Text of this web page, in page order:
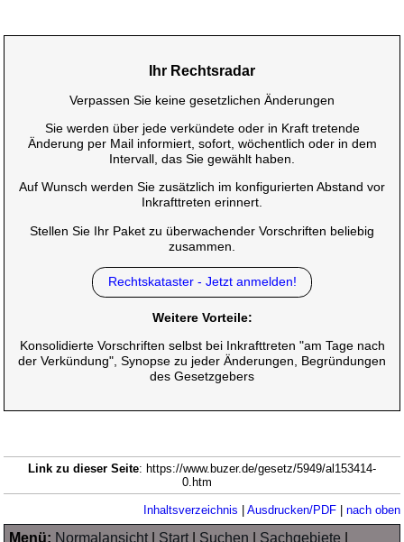
Ihr Rechtsradar
Verpassen Sie keine gesetzlichen Änderungen
Sie werden über jede verkündete oder in Kraft tretende
Änderung per Mail informiert, sofort, wöchentlich oder in dem
Intervall, das Sie gewählt haben.
Auf Wunsch werden Sie zusätzlich im konfigurierten Abstand vor
Inkrafttreten erinnert.
Stellen Sie Ihr Paket zu überwachender Vorschriften beliebig
zusammen.
Rechtskataster - Jetzt anmelden!
Weitere Vorteile:
Konsolidierte Vorschriften selbst bei Inkrafttreten "am Tage nach
der Verkündung", Synopse zu jeder Änderungen, Begründungen
des Gesetzgebers
Link zu dieser Seite: https://www.buzer.de/gesetz/5949/al153414-
0.htm
Inhaltsverzeichnis Ausdrucken/PDF| nach oben
Menü: Normalansicht| Start| Suchen Sachgebiete